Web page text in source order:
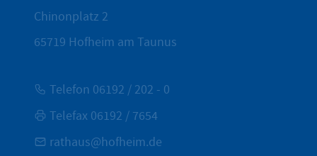
Chinonplatz 2
65719 Hofheim am Taunus
Telefon 06192 / 202 - 0
Telefax 06192 / 7654
rathaus@hofheim.de